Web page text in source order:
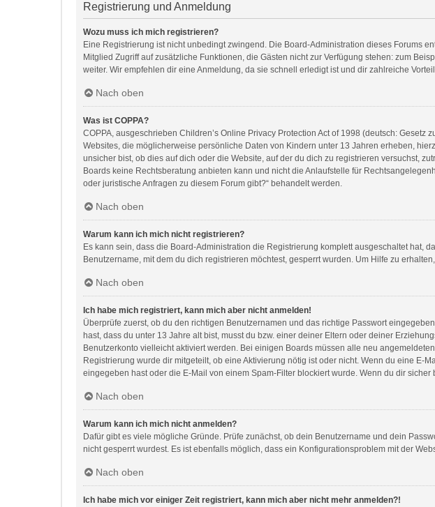
Registrierung und Anmeldung
Wozu muss ich mich registrieren?
Eine Registrierung ist nicht unbedingt zwingend. Die Board-Administration dieses Forums
Mitglied Zugriff auf zusätzliche Funktionen, die Gästen nicht zur Verfügung stehen: zum
weiter. Wir empfehlen dir eine Anmeldung, da sie schnell erledigt ist und dir zahlreiche
Nach oben
Was ist COPPA?
COPPA, ausgeschrieben Children’s Online Privacy Protection Act of 1998 (deutsch:
Websites, die möglicherweise persönliche Daten von Kindern unter 13 Jahren erheben,
unsicher bist, ob dies auf dich oder die Website, auf der du dich zu registrieren versuchst,
Boards keine Rechtsberatung anbieten kann und nicht die Anlaufstelle für
oder juristische Anfragen zu diesem Forum gibt?“ behandelt werden.
Nach oben
Warum kann ich mich nicht registrieren?
Es kann sein, dass die Board-Administration die Registrierung komplett ausgeschaltet hat,
Benutzername, mit dem du dich registrieren möchtest, gesperrt wurden. Um Hilfe zu
Nach oben
Ich habe mich registriert, kann mich aber nicht anmelden!
Überprüfe zuerst, ob du den richtigen Benutzernamen und das richtige Passwort
hast, dass du unter 13 Jahre alt bist, musst du bzw. einer deiner Eltern oder deiner
Benutzerkonto vielleicht aktiviert werden. Bei einigen Boards müssen alle neu
Registrierung wurde dir mitgeteilt, ob eine Aktivierung nötig ist oder nicht. Wenn du eine
eingegeben hast oder die E-Mail von einem Spam-Filter blockiert wurde. Wenn du dir
Nach oben
Warum kann ich mich nicht anmelden?
Dafür gibt es viele mögliche Gründe. Prüfe zunächst, ob dein Benutzername und dein
nicht gesperrt wurdest. Es ist ebenfalls möglich, dass ein Konfigurationsproblem mit der
Nach oben
Ich habe mich vor einiger Zeit registriert, kann mich aber nicht mehr anmelden?!